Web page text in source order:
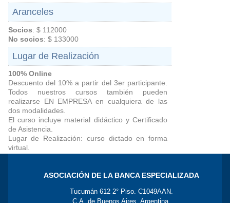
Aranceles
Socios: $ 112000
No socios: $ 133000
Lugar de Realización
100% Online
Descuento del 10% a partir del 3er participante.
Todos nuestros cursos también pueden
realizarse EN EMPRESA en cualquiera de las
dos modalidades.
El curso incluye material didáctico y Certificado
de Asistencia.
Lugar de Realización: curso dictado en forma
virtual.
ASOCIACIÓN DE LA BANCA ESPECIALIZADA
Tucumán 612 2° Piso. C1049AAN.
C.A. de Buenos Aires. Argentina.